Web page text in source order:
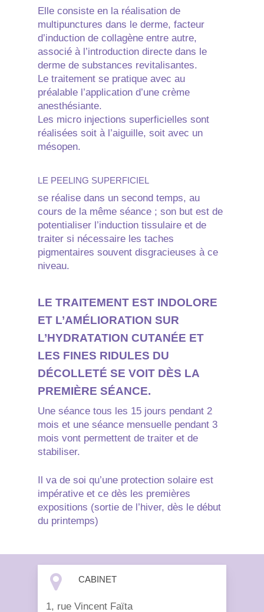
Elle consiste en la réalisation de
multipunctures dans le derme, facteur
d’induction de collagène entre autre,
associé à l’introduction directe dans le
derme de substances revitalisantes.
Le traitement se pratique avec au
préalable l’application d’une crème
anesthésiante.
Les micro injections superficielles sont
réalisées soit à l’aiguille, soit avec un
mésopen.
LE PEELING SUPERFICIEL
se réalise dans un second temps, au
cours de la même séance ; son but est de
potentialiser l’induction tissulaire et de
traiter si nécessaire les taches
pigmentaires souvent disgracieuses à ce
niveau.
LE TRAITEMENT EST INDOLORE
ET L’AMÉLIORATION SUR
L’HYDRATATION CUTANÉE ET
LES FINES RIDULES DU
DÉCOLLETÉ SE VOIT DÈS LA
PREMIÈRE SÉANCE.
Une séance tous les 15 jours pendant 2
mois et une séance mensuelle pendant 3
mois vont permettent de traiter et de
stabiliser.
Il va de soi qu’une protection solaire est
impérative et ce dès les premières
expositions (sortie de l’hiver, dès le début
du printemps)
CABINET
1, rue Vincent Faïta